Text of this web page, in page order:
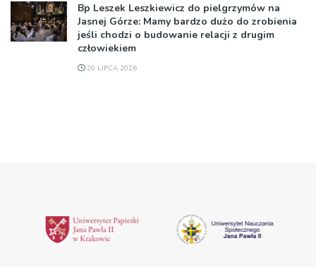
Bp Leszek Leszkiewicz do pielgrzymów na
Jasnej Górze: Mamy bardzo dużo do zrobienia
jeśli chodzi o budowanie relacji z drugim
człowiekiem
20 LIPCA 2026